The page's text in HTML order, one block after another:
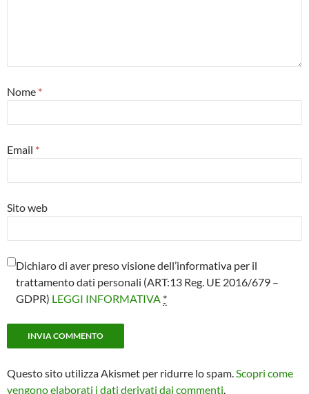
Nome *
Email *
Sito web
Dichiaro di aver preso visione dell’informativa per il
trattamento dati personali (ART:13 Reg. UE 2016/679 –
GDPR) LEGGI INFORMATIVA *
Questo sito utilizza Akismet per ridurre lo spam.Scopri come
vengono elaborati i dati derivati dai commenti.